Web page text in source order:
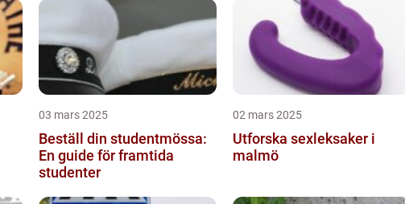
03 mars 2025
Beställ din studentmössa:
En guide för framtida
studenter
02 mars 2025
Utforska sexleksaker i
malmö